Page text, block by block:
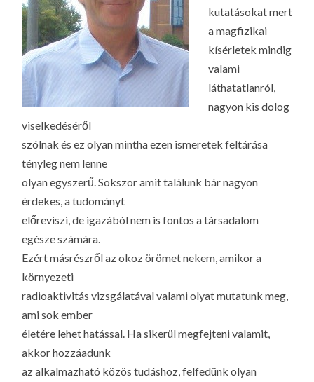
kutatásokat mert
a magfizikai
kísérletek mindig
valami
láthatatlanról,
nagyon kis dolog
viselkedéséről
szólnak és ez olyan mintha ezen ismeretek feltárása
tényleg nem lenne
olyan egyszerű. Sokszor amit találunk bár nagyon
érdekes, a tudományt
előreviszi, de igazából nem is fontos a társadalom
egésze számára.
Ezért másrészről az okoz örömet nekem, amikor a
környezeti
radioaktivitás vizsgálatával valami olyat mutatunk meg,
ami sok ember
életére lehet hatással. Ha sikerül megfejteni valamit,
akkor hozzáadunk
az alkalmazható közös tudáshoz, felfedünk olyan